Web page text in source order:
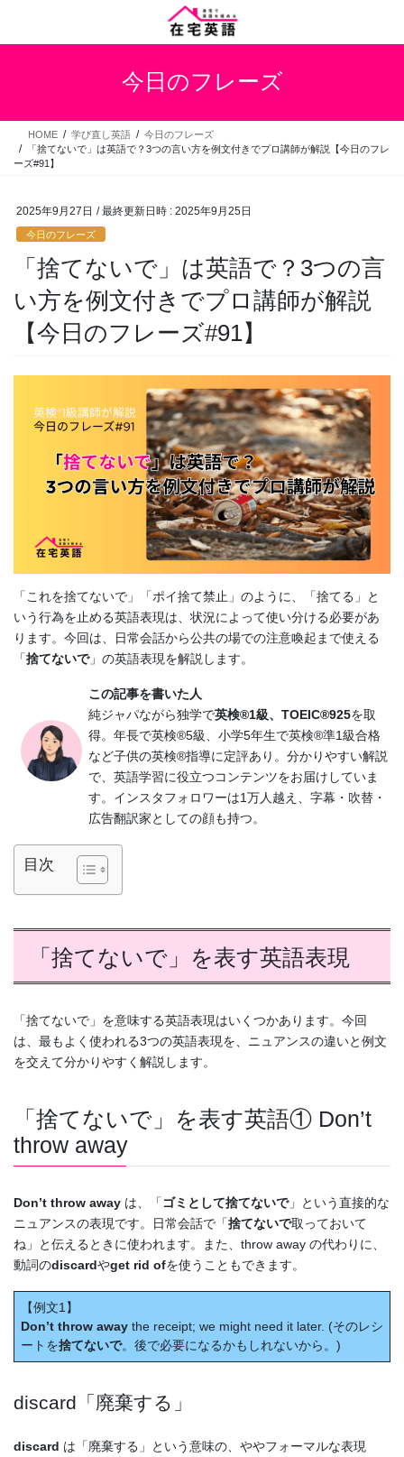
テ
ス
ゲ
ン
今日のフレーズ
HOME 学び直し英語
今日のフレーズ
「捨てないで」は英語で？3つの言い方を例文付きでプロ講師が解説【今日のフレ
ーズ#91】
2025年9月27日 / 最終更新日時 : 2025年9月25日
今日のフレーズ
「捨てないで」は英語で？3つの言
い方を例文付きでプロ講師が解説
【今日のフレーズ#91】
「これを捨てないで」「ポイ捨て禁止」のように、「捨てる」と
いう行為を止める英語表現は、状況によって使い分ける必要があ
ります。今回は、日常会話から公共の場での注意喚起まで使える
「捨てないで」の英語表現を解説します。
この記事を書いた人
純ジャパながら独学で英検®1級、TOEIC®925を取
得。年長で英検®5級、小学5年生で英検®準1級合格
など子供の英検®指導に定評あり。分かりやすい解説
で、英語学習に役立つコンテンツをお届けしていま
す。インスタフォロワーは1万人越え、字幕・吹替・
広告翻訳家としての顔も持つ。
目次
「捨てないで」を表す英語表現
「捨てないで」を意味する英語表現はいくつかあります。今回
は、最もよく使われる3つの英語表現を、ニュアンスの違いと例文
を交えて分かりやすく解説します。
「捨てないで」を表す英語① Don’t
throw away
Don’t throw away は、「ゴミとして捨てないで」という直接的な
ニュアンスの表現です。日常会話で「捨てないで取っておいて
ね」と伝えるときに使われます。また、throw away の代わりに、
動詞のdiscardやget rid ofを使うこともできます。
【例文1】
Don’t throw away the receipt; we might need it later. (そのレシ
ートを捨てないで。後で必要になるかもしれないから。)
discard「廃棄する」
discard は「廃棄する」という意味の、ややフォーマルな表現